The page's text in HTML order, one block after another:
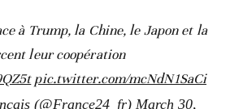
à Trump, la Chine, le Japon et la
leur coopération
pic.twitter.com/mcNdN1SaCi
(@France24_fr) March 30,